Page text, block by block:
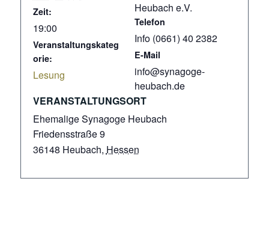
Zeit:
19:00
Veranstaltungskateg
orie:
Lesung
VERANSTALTUNGSORT
Ehemalige Synagoge Heubach
Friedensstraße 9
36148 Heubach, Hessen
Heubach e.V.
Telefon
Info (0661) 40 2382
E-Mail
info@synagoge-
heubach.de